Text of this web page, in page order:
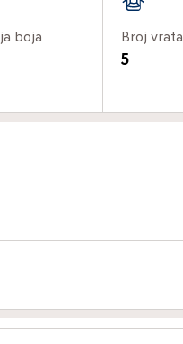
boja Broj vrata
5